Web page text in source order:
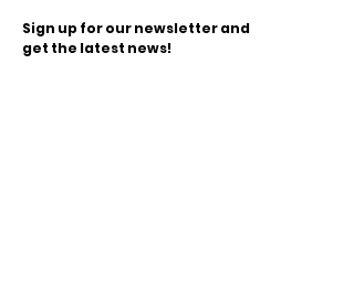
Sign up for our newsletter and
get the latest news!